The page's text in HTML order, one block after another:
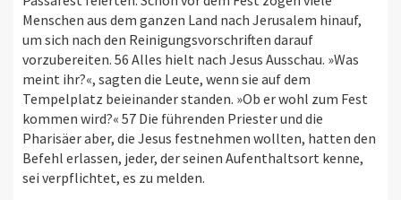
Menschen aus dem ganzen Land nach Jerusalem hinauf,
um sich nach den Reinigungsvorschriften darauf
vorzubereiten. 56 Alles hielt nach Jesus Ausschau. »Was
meint ihr?«, sagten die Leute, wenn sie auf dem
Tempelplatz beieinander standen. »Ob er wohl zum Fest
kommen wird?« 57 Die führenden Priester und die
Pharisäer aber, die Jesus festnehmen wollten, hatten den
Befehl erlassen, jeder, der seinen Aufenthaltsort kenne,
sei verpflichtet, es zu melden.